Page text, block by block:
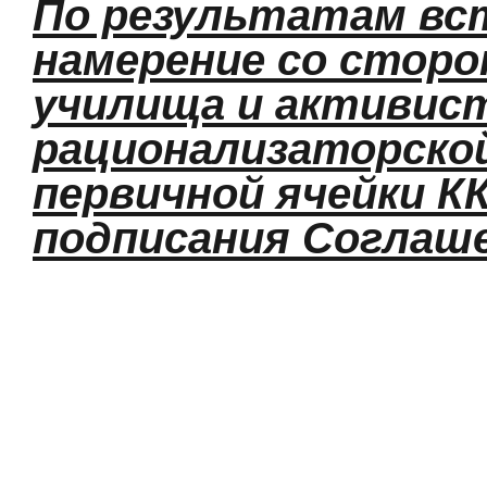
По результатам
намерение со
училища и
первичной ячейки
подписания